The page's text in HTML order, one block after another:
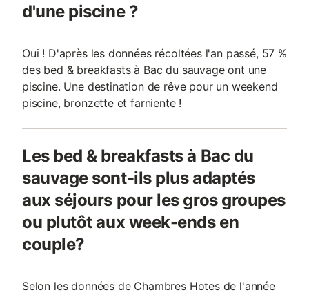
d'une piscine ?
Oui ! D'après les données récoltées l'an passé, 57 %
des bed & breakfasts à Bac du sauvage ont une
piscine. Une destination de rêve pour un weekend
piscine, bronzette et farniente !
Les bed & breakfasts à Bac du
sauvage sont-ils plus adaptés
aux séjours pour les gros groupes
ou plutôt aux week-ends en
couple?
Selon les données de Chambres Hotes de l'année